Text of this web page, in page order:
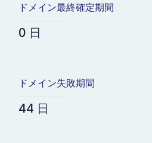
ドメイン最終確定期間
0 日
ドメイン失敗期間
44 日